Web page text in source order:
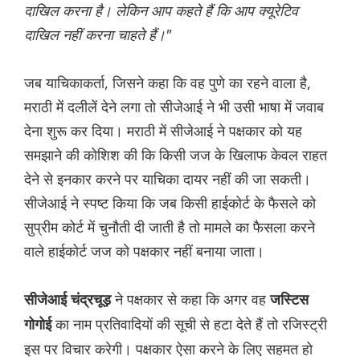
दाखिल करना है। लेकिन आप कहते हैं कि आप क्यूरेटिव
दाखिल नहीं करना चाहते हैं।"
जब याचिकाकर्ता, जिसने कहा कि वह पुणे का रहने वाला है,
मराठी में दलीलें देने लगा तो सीजेआई ने भी उसी भाषा में जवाब
देना शुरू कर दिया। मराठी में सीजेआई ने पक्षकार को यह
समझाने की कोशिश की कि किसी जज के खिलाफ केवल राहत
देने से इनकार करने पर याचिका दायर नहीं की जा सकती।
सीजेआई ने स्पष्ट किया कि जब किसी हाईकोर्ट के फैसले को
सुप्रीम कोर्ट में चुनौती दी जाती है तो मामले का फैसला करने
वाले हाईकोर्ट जज को पक्षकार नहीं बनाया जाता।
सीजेआई चंद्रचूड़ने पक्षकार से कहा कि अगर वहजस्टिस
गोगोईका नाम प्रतिवादियों की सूची से हटा देते हैं तो रजिस्ट्री
इस पर विचार करेगी। पक्षकार ऐसा करने के लिए सहमत हो